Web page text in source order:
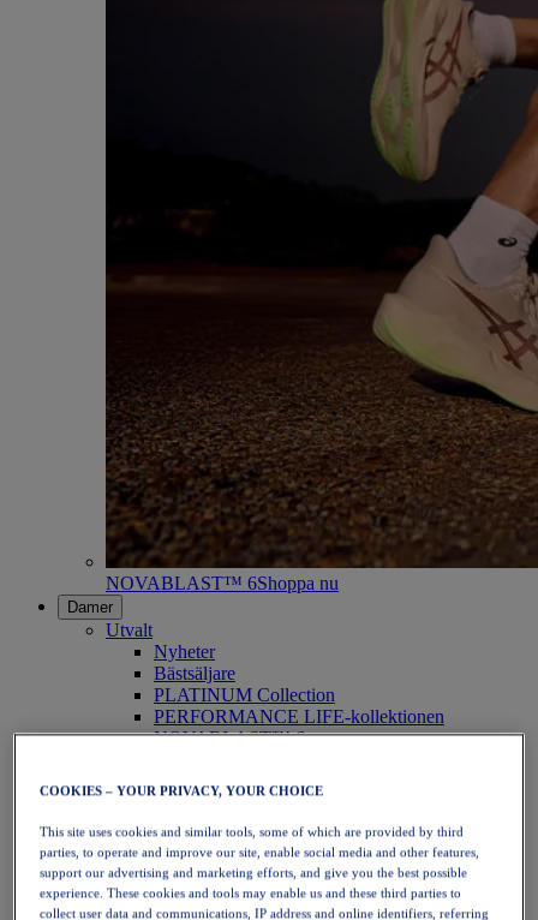
NOVABLAST™ 6Shoppa nu
Damer
Utvalt
Nyheter
Bästsäljare
PLATINUM Collection
PERFORMANCE LIFE-kollektionen
NOVABLAST™ 6
Löpning
Traillöpning
Tennis
Volleyboll
Handboll
Padel
Nätboll
COOKIES – YOUR PRIVACY, YOUR CHOICE
This site uses cookies and similar tools, some of which are provided by third
parties, to operate and improve our site, enable social media and other features,
support our advertising and marketing efforts, and give you the best possible
experience. These cookies and tools may enable us and these third parties to
collect user data and communications, IP address and online identifiers, referring